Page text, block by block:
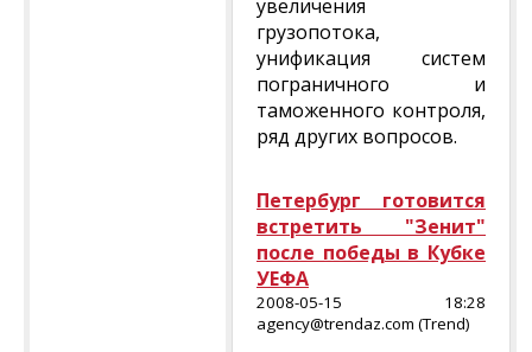
увеличения
грузопотока,
унификация систем
пограничного и
таможенного контроля,
ряд других вопросов.
Петербург готовится
встретить "Зенит"
после победы в Кубке
УЕФА
2008-05-15 18:28
agency@trendaz.com (Trend)